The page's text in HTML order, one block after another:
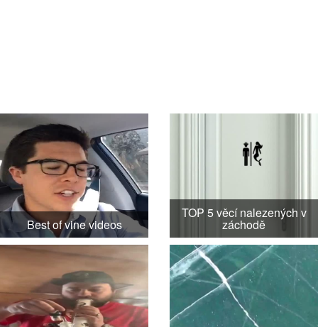
Best of vine videos
TOP 5 věcí nalezených v
záchodě